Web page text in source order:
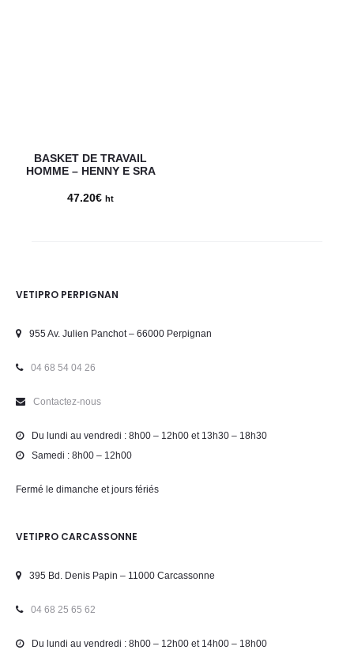
BASKET DE TRAVAIL
HOMME – HENNY E SRA
47.20€ ht
VETIPRO PERPIGNAN
955 Av. Julien Panchot – 66000 Perpignan
04 68 54 04 26
Contactez-nous
Du lundi au vendredi : 8h00 – 12h00 et 13h30 – 18h30
Samedi : 8h00 – 12h00
Fermé le dimanche et jours fériés
VETIPRO CARCASSONNE
395 Bd. Denis Papin – 11000 Carcassonne
04 68 25 65 62
Du lundi au vendredi : 8h00 – 12h00 et 14h00 – 18h00